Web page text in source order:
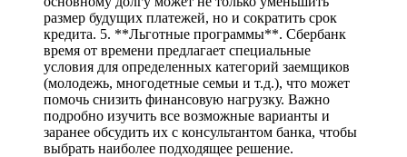
размер будущих платежей, но и сократить срок
кредита. 5. **Льготные программы**. Сбербанк
время от времени предлагает специальные
условия для определенных категорий заемщиков
(молодежь, многодетные семьи и т.д.), что может
помочь снизить финансовую нагрузку. Важно
подробно изучить все возможные варианты и
заранее обсудить их с консультантом банка, чтобы
выбрать наиболее подходящее решение.